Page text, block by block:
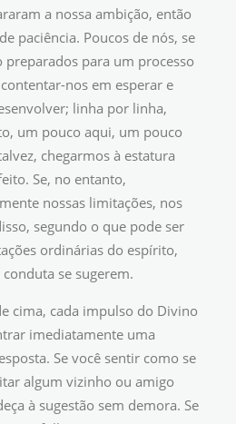
a nossa ambição, então
paciência. Poucos de nós, se
preparados para um processo
nos em esperar e
linha por linha,
um pouco aqui, um pouco
chegarmos à estatura
Se, no entanto,
nossas limitações, nos
segundo o que pode ser
ordinárias do espírito,
se sugerem.
cima, cada impulso do Divino
imediatamente uma
Se você sentir como se
algum vizinho ou amigo
à sugestão sem demora. Se